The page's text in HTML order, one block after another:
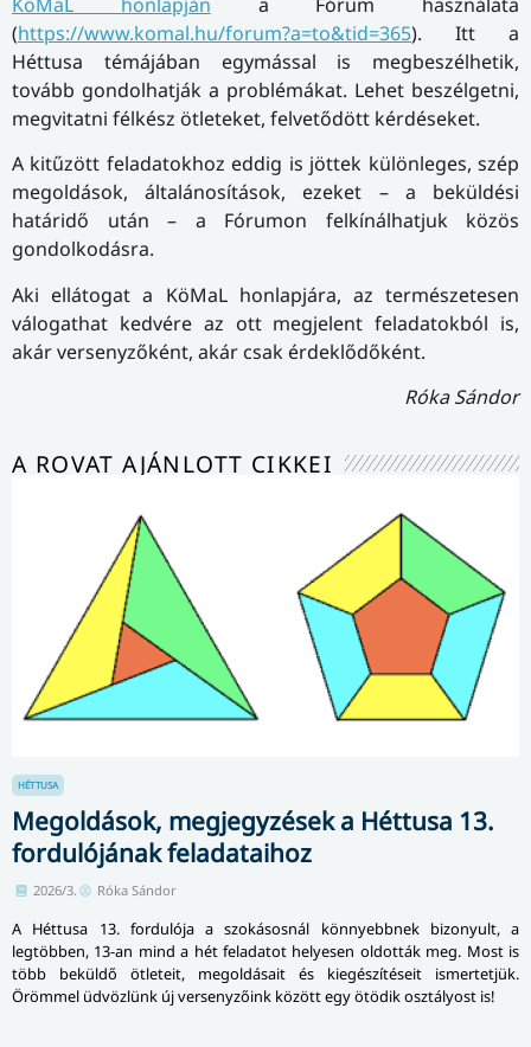
(https://www.komal.hu/forum?a=to&tid=365). Itt a
Héttusa témájában egymással is megbeszélhetik,
tovább gondolhatják a problémákat. Lehet beszélgetni,
megvitatni félkész ötleteket, felvetődött kérdéseket.
A kitűzött feladatokhoz eddig is jöttek különleges, szép
megoldások, általánosítások, ezeket – a beküldési
határidő után – a Fórumon felkínálhatjuk közös
gondolkodásra.
Aki ellátogat a KöMaL honlapjára, az természetesen
válogathat kedvére az ott megjelent feladatokból is,
akár versenyzőként, akár csak érdeklődőként.
Róka Sándor
A ROVAT AJÁNLOTT CIKKEI
HÉTTUSA
Megoldások, megjegyzések a Héttusa 13.
fordulójának feladataihoz
2026/3. Róka Sándor
A Héttusa 13. fordulója a szokásosnál könnyebbnek bizonyult, a
legtöbben, 13-an mind a hét feladatot helyesen oldották meg. Most is
több beküldő ötleteit, megoldásait és kiegészítéseit ismertetjük.
Örömmel üdvözlünk új versenyzőink között egy ötödik osztályost is!